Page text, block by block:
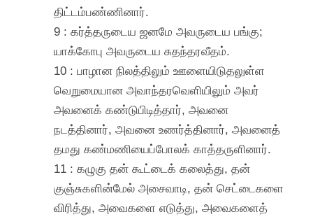
திட்டம்பண்ணினார்.
9 : கர்த்தருடைய ஜனமே அவருடைய பங்கு;
யாக்கோபு அவருடைய சுதந்தரவீதம்.
10 : பாழான நிலத்திலும் ஊளையிடுதலுள்ள
வெறுமையான அவாந்தரவெளியிலும் அவர்
அவனைக் கண்டுபிடித்தார், அவனை
நடத்தினார், அவனை உணர்த்தினார், அவனைத்
தமது கண்மணியைப்போலக் காத்தருளினார்.
11 : கழுகு தன் கூட்டைக் கலைத்து, தன்
குஞ்சுகளின்மேல் அசைவாடி, தன் செட்டைகளை
விரித்து, அவைகளை எடுத்து, அவைகளைத்